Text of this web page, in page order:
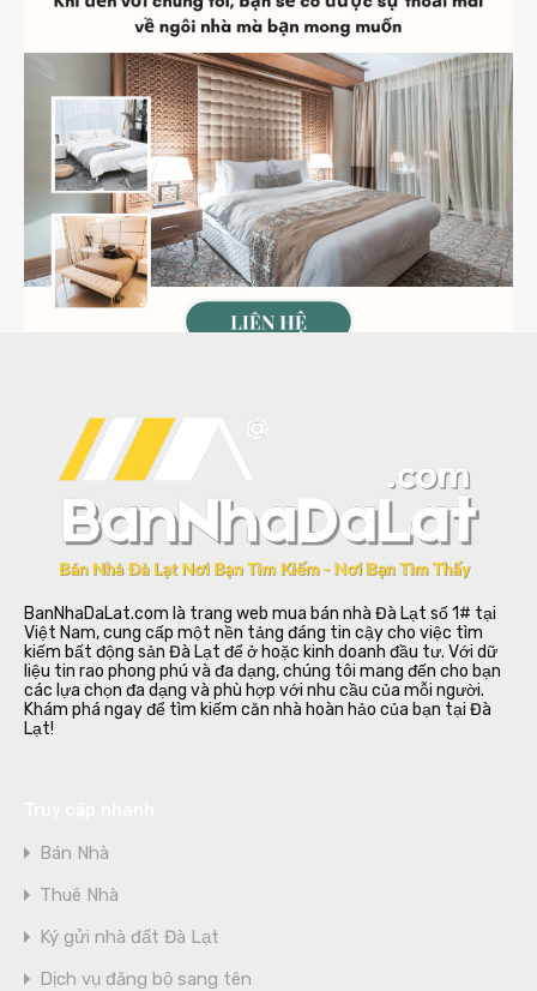
BanNhaDaLat.com là trang web mua bán nhà Đà Lạt số 1# tại
Việt Nam, cung cấp một nền tảng đáng tin cậy cho việc tìm
kiếm bất động sản Đà Lạt để ở hoặc kinh doanh đầu tư. Với dữ
liệu tin rao phong phú và đa dạng, chúng tôi mang đến cho bạn
các lựa chọn đa dạng và phù hợp với nhu cầu của mỗi người.
Khám phá ngay để tìm kiếm căn nhà hoàn hảo của bạn tại Đà
Lạt!
Bán Nhà
Thuê Nhà
Ký gửi nhà đất Đà Lạt
Dịch vụ đăng bộ sang tên